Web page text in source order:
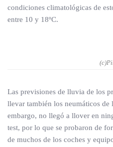
condiciones climatológicas de
entre 10 y 18ºC.
Las previsiones de lluvia de los
llevar también los neumáticos de
embargo, no llegó a llover en
test, por lo que se probaron de
de muchos de los coches y